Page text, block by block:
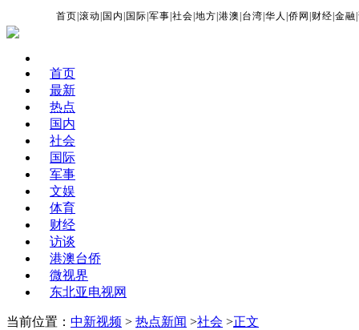
首页 |滚动 国内 国际 |军事 |社会 |地方 |港澳 台湾 |华人 |侨网 财经 |金融 |
首页
最新
热点
国内
社会
国际
军事
文娱
体育
财经
访谈
港澳台侨
微视界
东北亚电视网
当前位置： 中新视频 > 热点新闻 >社会 >正文